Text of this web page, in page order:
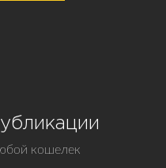
кошелек